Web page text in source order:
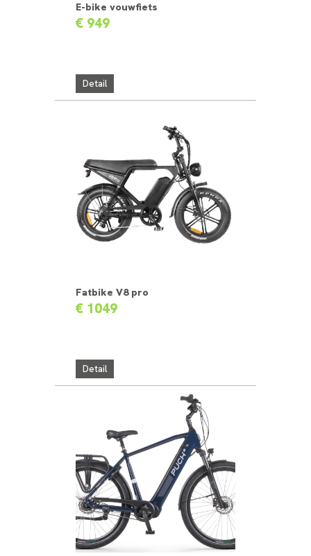
E-bike vouwfiets
€ 949
Detail
Fatbike V8 pro
€ 1049
Detail